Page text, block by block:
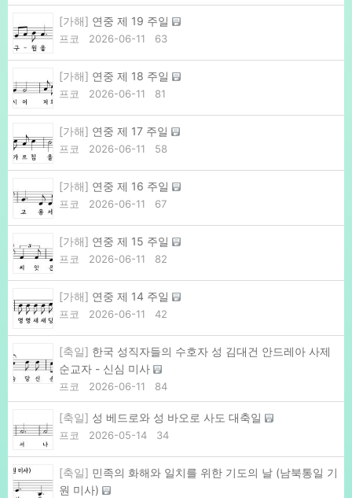
[가해] 연중 제 19 주일
프코 2026-06-11 63
[가해] 연중 제 18 주일
프코 2026-06-11 81
[가해] 연중 제 17 주일
프코 2026-06-11 58
[가해] 연중 제 16 주일
프코 2026-06-11 67
[가해] 연중 제 15 주일
프코 2026-06-11 82
[가해] 연중 제 14 주일
프코 2026-06-11 42
[축일] 한국 성직자들의 수호자 성 김대건 안드레아 사제
순교자 - 신심 미사
프코 2026-06-11 84
[축일] 성 베드로와 성 바오로 사도 대축일
프코 2026-05-14 34
[축일] 민족의 화해와 일치를 위한 기도의 날 (남북통일 기
원 미사)